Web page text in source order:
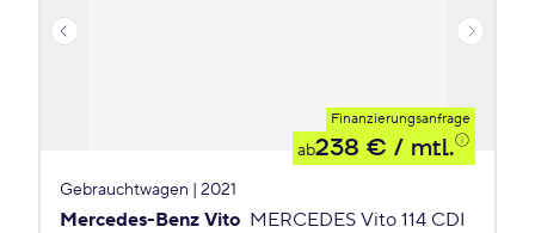
Finanzierungsanfrage
ab238 € / mtl.
Gebrauchtwagen | 2021
Mercedes-Benz Vito MERCEDES Vito 114 CDI